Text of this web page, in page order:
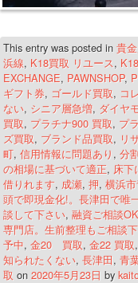
This entry was posted in 貴
浜線, K18買取 リユース,
EXCHANGE, PAWNSHOP,
ギフト券, ゴールド買取, コ
ない, シニア層急増, ダイヤ
買取, プラチナ900 買取, プ
ズ買取, ブランド品買取, リ
町, 信用情報に問題あり , 分
の相場に基づいて適正, 床下
借りれます, 成瀬, 押, 横浜
頭で即現金化!。長津田で唯
談して下さい, 融資ご相談OK
専門店。生前整理もご相談
予中, 金20 買取, 金22 買取,
知られたくない, 長津田, 青
取 on 2020年5月23日 by